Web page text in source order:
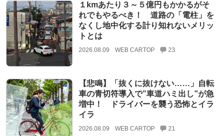
１kmあたり３～５億円もかかるがそ
れでもやるべき！ 道路の「電柱」を
なくし地中化する計り知れないメリッ
トとは
2026.08.09 WEB CARTOP 23
【悲鳴】「抜くに抜けない……」自転
車の青切符導入で”車道ハミ出し”が急
増中！ ドライバーを襲う恐怖とイラ
イラ
2026.08.09 WEB CARTOP 21